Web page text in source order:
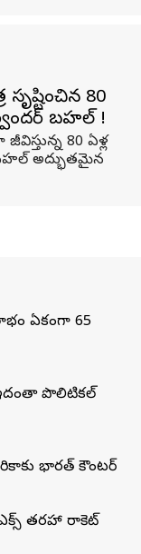
80
బహల్ !
80 ఏళ్ల
అద్భుతమైన
ఏకంగా 65
పొలిటికల్
భారత్‌ కౌంటర్
తరహా రాకెట్‌